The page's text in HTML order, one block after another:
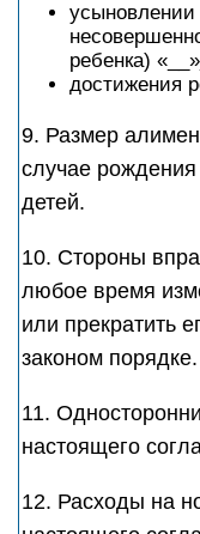
усыновлении
ребенка)
достижения
9. Размер
случае
детей.
10. Стороны
любое время
или прекратить
законом порядке.
11.
настоящего
12. Расходы на